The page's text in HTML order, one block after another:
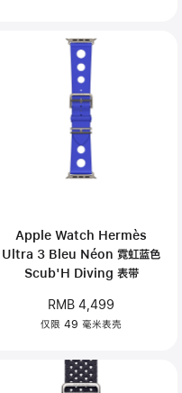
Apple Watch Hermès
Ultra 3 Bleu Néon 霓虹蓝色
Scub'H Diving 表带
RMB 4,499
仅限 49 毫米表壳